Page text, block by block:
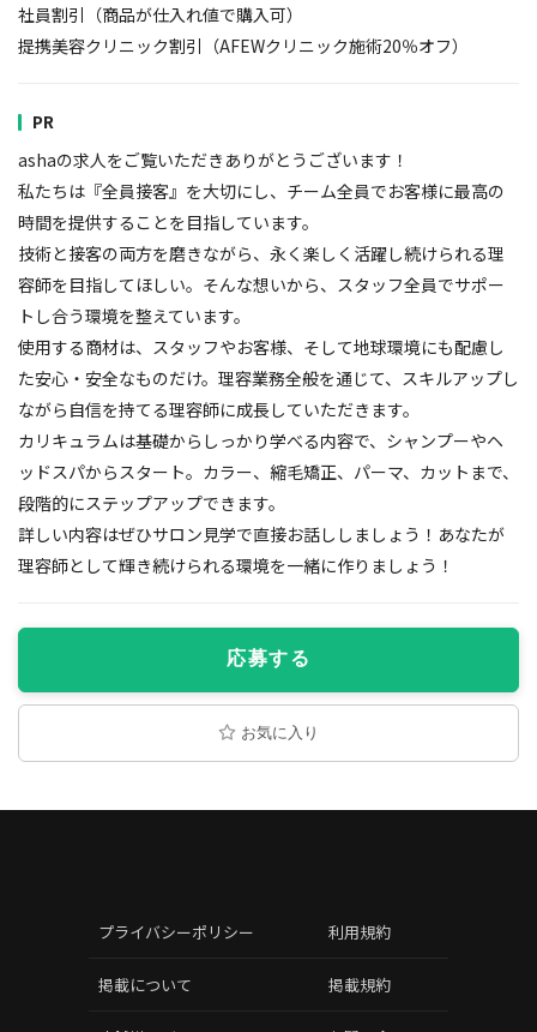
社員割引（商品が仕入れ値で購入可）
提携美容クリニック割引（AFEWクリニック施術20％オフ）
PR
ashaの求人をご覧いただきありがとうございます！
私たちは『全員接客』を大切にし、チーム全員でお客様に最高の
時間を提供することを目指しています。
技術と接客の両方を磨きながら、永く楽しく活躍し続けられる理
容師を目指してほしい。そんな想いから、スタッフ全員でサポー
トし合う環境を整えています。
使用する商材は、スタッフやお客様、そして地球環境にも配慮し
た安心・安全なものだけ。理容業務全般を通じて、スキルアップし
ながら自信を持てる理容師に成長していただきます。
カリキュラムは基礎からしっかり学べる内容で、シャンプーやヘ
ッドスパからスタート。カラー、縮毛矯正、パーマ、カットまで、
段階的にステップアップできます。
詳しい内容はぜひサロン見学で直接お話ししましょう！あなたが
理容師として輝き続けられる環境を一緒に作りましょう！
お気に入り
応募する
プライバシーポリシー 利用規約
掲載について 掲載規約